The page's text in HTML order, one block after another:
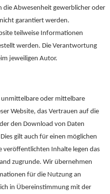
Abwesenheit gewerblicher oder
garantiert werden.
teilweise Informationen
werden. Die Verantwortung
jeweiligen Autor.
oder mittelbare
Website, das Vertrauen auf die
den Download von Daten
gilt auch für einen möglichen
veröffentlichten Inhalte legen das
zugrunde. Wir übernehmen
für die Nutzung an
in Übereinstimmung mit der